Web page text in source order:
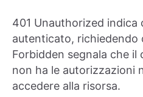
401 Unauthorized indica
autenticato, richiedendo
Forbidden segnala che
non ha le autorizzazioni
accedere alla risorsa.